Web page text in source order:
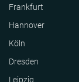
Frankfurt
Hannover
Köln
Dresden
Leipzig